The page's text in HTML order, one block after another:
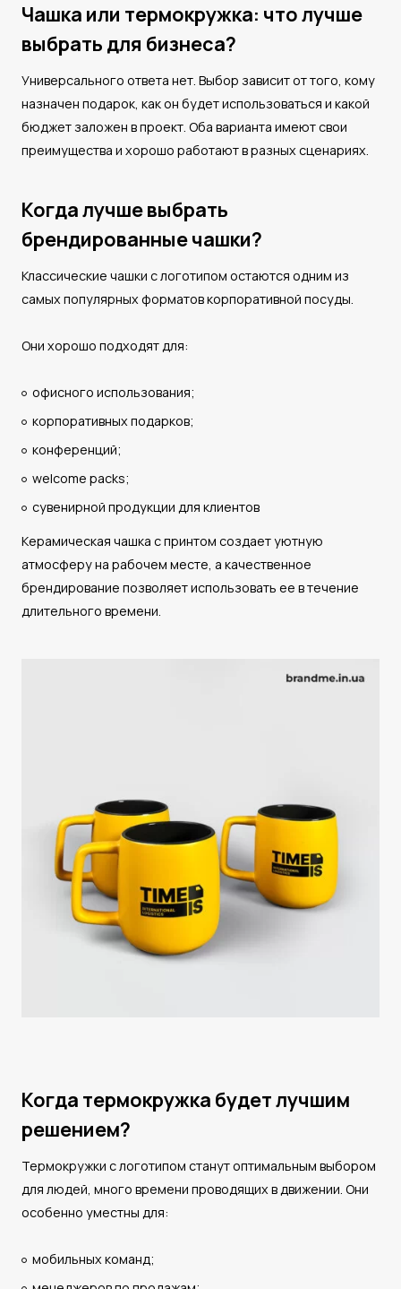
Чашка или термокружка: что лучше
выбрать для бизнеса?
Универсального ответа нет. Выбор зависит от того, кому
назначен подарок, как он будет использоваться и какой
бюджет заложен в проект. Оба варианта имеют свои
преимущества и хорошо работают в разных сценариях.
Когда лучше выбрать
брендированные чашки?
Классические чашки с логотипом остаются одним из
самых популярных форматов корпоративной посуды.
Они хорошо подходят для:
офисного использования;
корпоративных подарков;
конференций;
welcome packs;
сувенирной продукции для клиентов
Керамическая чашка с принтом создает уютную
атмосферу на рабочем месте, а качественное
брендирование позволяет использовать ее в течение
длительного времени.
Когда термокружка будет лучшим
решением?
Термокружки с логотипом станут оптимальным выбором
для людей, много времени проводящих в движении. Они
особенно уместны для:
мобильных команд;